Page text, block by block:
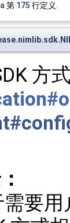
第 175 行定义.
方
要